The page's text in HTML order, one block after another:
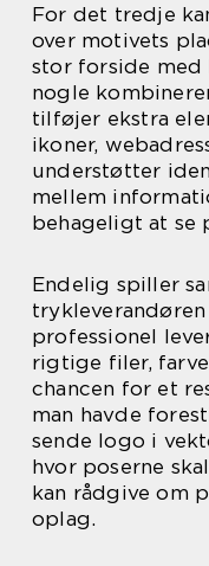
For det tredje
over motivets
stor forside med
nogle
tilføjer ekstra
ikoner,
understøtter
mellem
behageligt at se
Endelig spiller
professionel
rigtige filer,
chancen for et
man havde
sende logo i
hvor poserne
kan rådgive om
oplag.